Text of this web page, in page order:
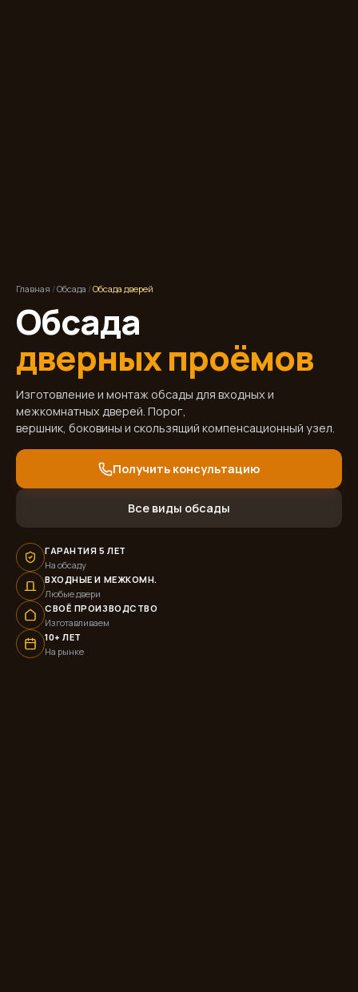
Главная /Обсада /Обсада дверей
Обсада
дверных проёмов
Изготовление и монтаж обсады для входных и
межкомнатных дверей. Порог,
вершник, боковины и скользящий компенсационный узел.
Получить консультацию
Все виды обсады
ГАРАНТИЯ 5 ЛЕТ
На обсаду
ВХОДНЫЕ И МЕЖКОМН.
Любые двери
СВОЁ ПРОИЗВОДСТВО
Изготавливаем
10+ ЛЕТ
На рынке